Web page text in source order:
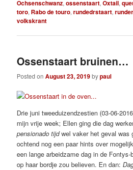
Ochsenschwanz,ossenstaart,Oxtail,
toro, Rabo de touro,rundedrstaart,
volkskrant
Ossenstaart bruinen…
Posted onAugust 23, 2019bypaul
Drie juni tweeduizendzestien (03-06-
mijn vrije week; Ellen ging die dag
pensionado tijdwel vaker het geval was
ochtend nog een paar hints over
een lange arbeidzame dag in de
op haar bordje zou believen. En dan: